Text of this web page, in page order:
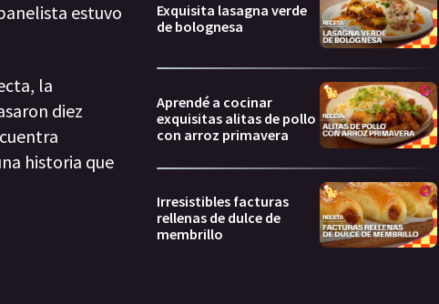
estuvo
la
diez
historia que
Exquisita lasagna verde
de bolognesa
Aprendé a cocinar
exquisitas alitas de pollo
con arroz primavera
Irresistibles facturas
rellenas de dulce de
membrillo